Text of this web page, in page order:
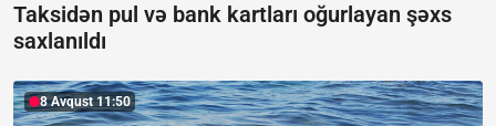
Taksidən pul və bank kartları oğurlayan şəxs
saxlanıldı
8 Avqust 11:50